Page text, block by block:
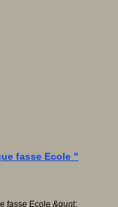
fasse Ecole "